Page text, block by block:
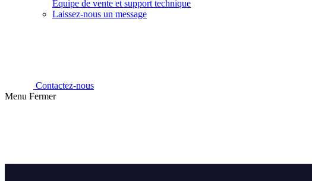
Équipe de vente et support technique
Laissez-nous un message
Contactez-nous
Menu Fermer